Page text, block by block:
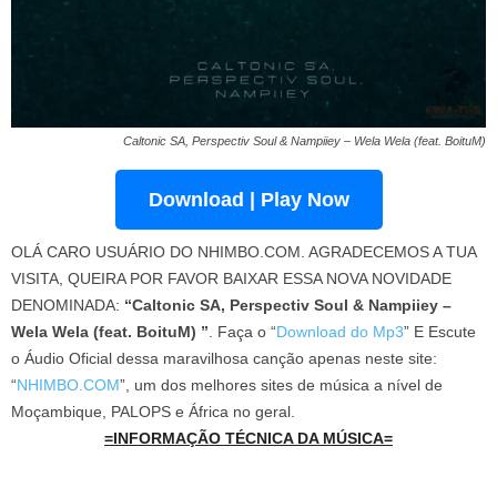
Caltonic SA, Perspectiv Soul & Nampiiey – Wela Wela (feat. BoituM)
Download | Play Now
OLÁ CARO USUÁRIO DO NHIMBO.COM. AGRADECEMOS A TUA
VISITA, QUEIRA POR FAVOR BAIXAR ESSA NOVA NOVIDADE
DENOMINADA: “Caltonic SA, Perspectiv Soul & Nampiiey –
Wela Wela (feat. BoituM) ” . Faça o “Download do Mp3” E Escute
o Áudio Oficial dessa maravilhosa canção apenas neste site:
“NHIMBO.COM”, um dos melhores sites de música a nível de
Moçambique, PALOPS e África no geral.
=INFORMAÇÃO TÉCNICA DA MÚSICA=